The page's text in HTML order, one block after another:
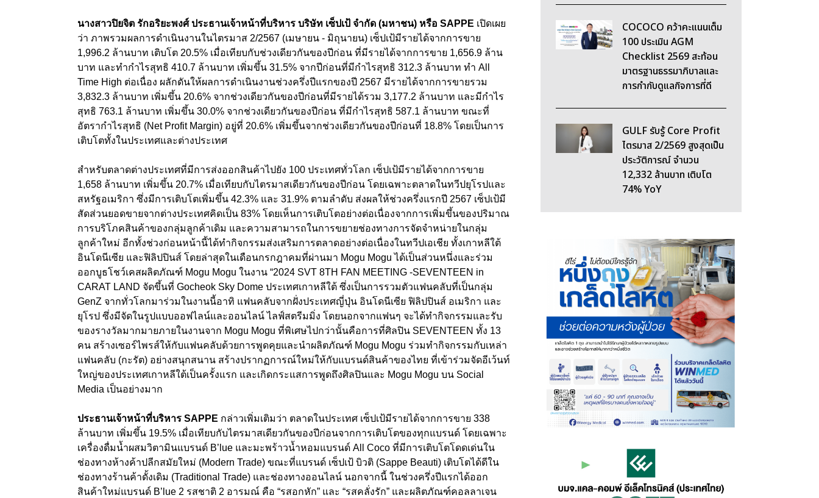
นางสาวปิยจิต รักอริยะพงศ์ ประธานเจ้าหน้าที่บริหาร บริษัท เซ็ปเป้ จำกัด (มหาชน) หรือ SAPPE เปิดเผย
ว่า ภาพรวมผลการดำเนินงานในไตรมาส 2/2567 (เมษายน - มิถุนายน) เซ็ปเป้มีรายได้จากการขาย
1,996.2 ล้านบาท เติบโต 20.5% เมื่อเทียบกับช่วงเดียวกันของปีก่อน ที่มีรายได้จากการขาย 1,656.9 ล้าน
บาท และทำกำไรสุทธิ 410.7 ล้านบาท เพิ่มขึ้น 31.5% จากปีก่อนที่มีกำไรสุทธิ 312.3 ล้านบาท ทำ All
Time High ต่อเนื่อง ผลักดันให้ผลการดำเนินงานช่วงครึ่งปีแรกของปี 2567 มีรายได้จากการขายรวม
3,832.3 ล้านบาท เพิ่มขึ้น 20.6% จากช่วงเดียวกันของปีก่อนที่มีรายได้รวม 3,177.2 ล้านบาท และมีกำไร
สุทธิ 763.1 ล้านบาท เพิ่มขึ้น 30.0% จากช่วงเดียวกันของปีก่อน ที่มีกำไรสุทธิ 587.1 ล้านบาท ขณะที่
อัตรากำไรสุทธิ (Net Profit Margin) อยู่ที่ 20.6% เพิ่มขึ้นจากช่วงเดียวกันของปีก่อนที่ 18.8% โดยเป็นการ
เติบโตทั้งในประเทศและต่างประเทศ
สำหรับตลาดต่างประเทศที่มีการส่งออกสินค้าไปยัง 100 ประเทศทั่วโลก เซ็ปเป้มีรายได้จากการขาย
1,658 ล้านบาท เพิ่มขึ้น 20.7% เมื่อเทียบกับไตรมาสเดียวกันของปีก่อน โดยเฉพาะตลาดในทวีปยุโรปและ
สหรัฐอเมริกา ซึ่งมีการเติบโตเพิ่มขึ้น 42.3% และ 31.9% ตามลำดับ ส่งผลให้ช่วงครึ่งแรกปี 2567 เซ็ปเป้มี
สัดส่วนยอดขายจากต่างประเทศคิดเป็น 83% โดยเห็นการเติบโตอย่างต่อเนื่องจากการเพิ่มขึ้นของปริมาณ
การบริโภคสินค้าของกลุ่มลูกค้าเดิม และความสามารถในการขยายช่องทางการจัดจำหน่ายในกลุ่ม
ลูกค้าใหม่ อีกทั้งช่วงก่อนหน้านี้ได้ทำกิจกรรมส่งเสริมการตลาดอย่างต่อเนื่องในทวีปเอเชีย ทั้งเกาหลีใต้
อินโดนีเซีย และฟิลิปปินส์ โดยล่าสุดในเดือนกรกฎาคมที่ผ่านมา Mogu Mogu ได้เป็นส่วนหนึ่งและร่วม
ออกบูธโชว์เคสผลิตภัณฑ์ Mogu Mogu ในงาน “2024 SVT 8TH FAN MEETING -SEVENTEEN in
CARAT LAND จัดขึ้นที่ Gocheok Sky Dome ประเทศเกาหลีใต้ ซึ่งเป็นการรวมตัวแฟนคลับที่เป็นกลุ่ม
GenZ จากทั่วโลกมาร่วมในงานนี้อาทิ แฟนคลับจากฝั่งประเทศญี่ปุ่น อินโดนีเซีย ฟิลิปปินส์ อเมริกา และ
ยุโรป ซึ่งมีจัดในรูปแบบออฟไลน์และออนไลน์ ไลฟ์สตรีมมิ่ง โดยนอกจากแฟนๆ จะได้ทำกิจกรรมและรับ
ของรางวัลมากมายภายในงานจาก Mogu Mogu ที่พิเศษไปกว่านั้นคือการที่ศิลปิน SEVENTEEN ทั้ง 13
คน สร้างเซอร์ไพรส์ให้กับแฟนคลับด้วยการพูดคุยและนำผลิตภัณฑ์ Mogu Mogu ร่วมทำกิจกรรมกับเหล่า
แฟนคลับ (กะรัต) อย่างสนุกสนาน สร้างปรากฏการณ์ใหม่ให้กับแบรนด์สินค้าของไทย ที่เข้าร่วมจัดอีเว้นท์
ใหญ่ของประเทศเกาหลีใต้เป็นครั้งแรก และเกิดกระแสการพูดถึงศิลปินและ Mogu Mogu บน Social
Media เป็นอย่างมาก
ประธานเจ้าหน้าที่บริหาร SAPPE กล่าวเพิ่มเติมว่า ตลาดในประเทศ เซ็ปเป้มีรายได้จากการขาย 338
ล้านบาท เพิ่มขึ้น 19.5% เมื่อเทียบกับไตรมาสเดียวกันของปีก่อนจากการเติบโตของทุกแบรนด์ โดยเฉพาะ
เครื่องดื่มน้ำผสมวิตามินแบรนด์ B’lue และมะพร้าวน้ำหอมแบรนด์ All Coco ที่มีการเติบโตโดดเด่นใน
ช่องทางห้างค้าปลีกสมัยใหม่ (Modern Trade) ขณะที่แบรนด์ เซ็ปเป้ บิวติ (Sappe Beauti) เติบโตได้ดีใน
ช่องทางร้านค้าดั้งเดิม (Traditional Trade) และช่องทางออนไลน์ นอกจากนี้ ในช่วงครึ่งปีแรกได้ออก
สินค้าใหม่แบรนด์ B’lue 2 รสชาติ 2 อารมณ์ คือ “รสอกหัก” และ “รสคลั่งรัก” และผลิตภัณฑ์คอลลาเจน
COCOCO คว้าคะแนนเต็ม
100 ประเมิน AGM
Checklist 2569 สะท้อน
มาตรฐานธรรมาภิบาลและ
การกำกับดูแลกิจการที่ดี
GULF รับรู้ Core Profit
ไตรมาส 2/2569 สูงสุดเป็น
ประวัติการณ์ จำนวน
12,332 ล้านบาท เติบโต
74% YoY